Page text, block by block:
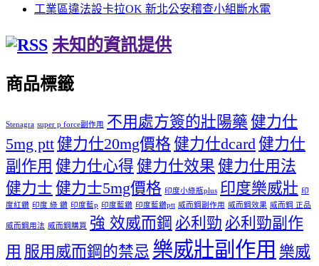
工業區違法設卡拉OK 新北公安稽查小組斷水電
未知的資訊提供
商品標籤
Stenagra super p force副作用 不用處方簽的壯陽藥 健力仕
5mg ptt健力仕20mg價格健力仕dcard健力仕
副作用 健力仕心得 健力仕效果 健力仕用法
健力士 健力士5mg價格 印度小綠瓶plus 印度樂威壯 印
度紅鑽 印度 綠 鑽 印度藍p 印度藍鑽 印度藍鑽ptt 威而鋼副作用 威而鋼效果 威而鋼 正品
威而鋼用法 威而鋼購買 強 效威而鋼 必利勁 必利勁副作
用 服用威而鋼的禁忌 樂威壯副作用 樂威